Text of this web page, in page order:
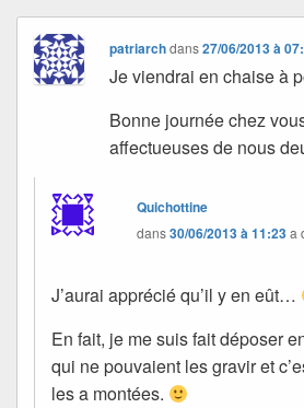
patriarchdans27/06/2013 à
Je viendrai en chaise à
Bonne journée chez
affectueuses de nous
Quichottine
dans30/06/2013 à 11:23a
J’aurai apprécié qu’il y en eût…
En fait, je me suis fait déposer
qui ne pouvaient les gravir et
les a montées.